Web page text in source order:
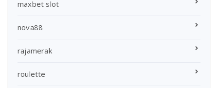
maxbet slot
nova88
rajamerak
roulette